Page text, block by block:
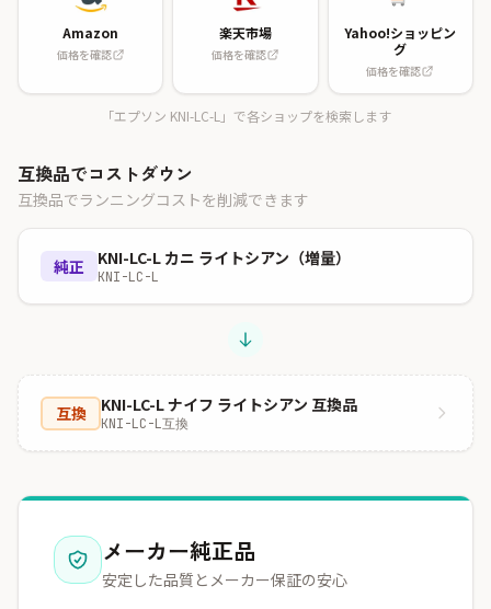
Amazon
価格を確認
楽天市場
価格を確認
Yahoo!ショッピン
グ
価格を確認
「エプソン KNI-LC-L」で各ショップを検索します
互換品でコストダウン
互換品でランニングコストを削減できます
純正 KNI-LC-L カニ ライトシアン（増量）
KNI-LC-L
互換 KNI-LC-L ナイフ ライトシアン 互換品
KNI-LC-L互換
メーカー純正品
安定した品質とメーカー保証の安心